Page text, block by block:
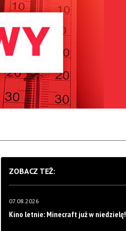
ZOBACZ TEŻ:
07.08.2026
Kino letnie: Minecraft już w niedzielę!